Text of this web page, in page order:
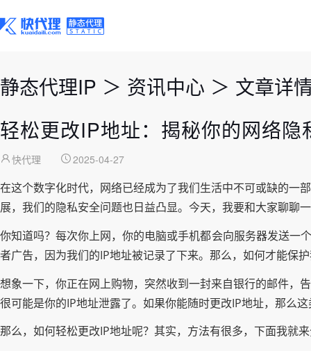
静态代理IP ＞ 资讯中心 ＞ 文章详
轻松更改IP地址：揭秘你的网络隐
快代理 2025-04-27
在这个数字化时代，网络已经成为了我们生活中不可或缺的一
展，我们的隐私安全问题也日益凸显。今天，我要和大家聊
你知道吗？每次你上网，你的电脑或手机都会向服务器发送一
者广告，因为我们的IP地址被记录了下来。那么，如何才能
想象一下，你正在网上购物，突然收到一封来自银行的邮件，
很可能是你的IP地址泄露了。如果你能随时更改IP地址，那么
那么，如何轻松更改IP地址呢？其实，方法有很多，下面我就